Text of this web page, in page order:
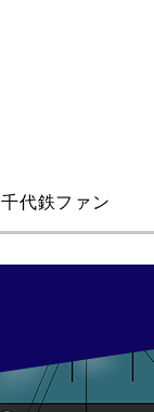
千代鉄ファン